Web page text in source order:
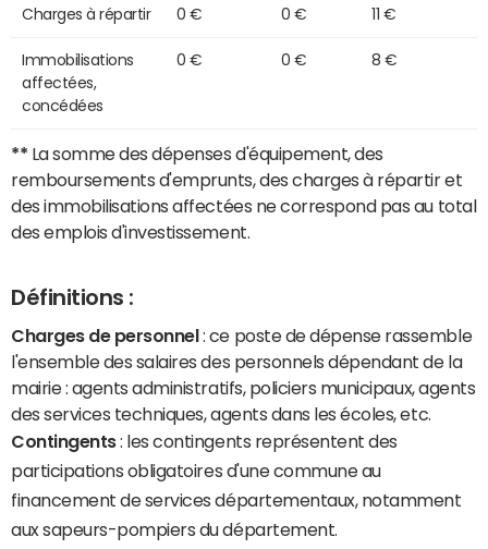
Charges à répartir 0 € 0 € 11 €
Immobilisations
affectées,
concédées
0 € 0 € 8 €
** La somme des dépenses d'équipement, des
remboursements d'emprunts, des charges à répartir et
des immobilisations affectées ne correspond pas au total
des emplois d'investissement.
Définitions :
Charges de personnel : ce poste de dépense rassemble
l'ensemble des salaires des personnels dépendant de la
mairie : agents administratifs, policiers municipaux, agents
des services techniques, agents dans les écoles, etc.
Contingents: les contingents représentent des
participations obligatoires d'une commune au
financement de services départementaux, notamment
aux sapeurs-pompiers du département.